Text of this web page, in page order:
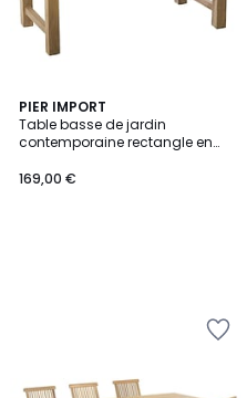
PIER IMPORT
Table basse de jardin
contemporaine rectangle en
SUMMER
€.
169,00 €